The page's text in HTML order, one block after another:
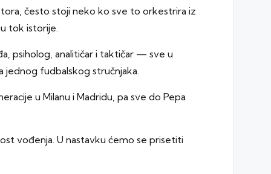
često stoji neko ko sve to orkestrira iz
tok istorije.
psiholog, analitičar i taktičar — sve u
jednog fudbalskog stručnjaka.
u Milanu i Madridu, pa sve do Pepa
vođenja. U nastavku ćemo se prisetiti